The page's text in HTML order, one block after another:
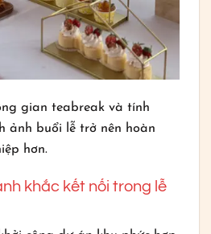
gian teabreak và tính
ảnh buổi lễ trở nên hoàn
hơn.
khắc kết nối trong lễ